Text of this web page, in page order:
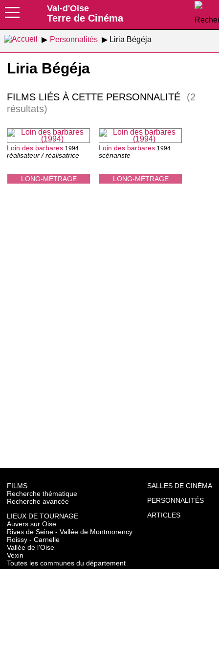
Val-d'Oise
Terre de Cinéma
Personnalités Liria Bégéja
Liria Bégéja
FILMS LIÉS À CETTE PERSONNALITÉ
(2
résultats)
LONG-MÉTRAGE
Loin des barbares 1994
réalisateur / réalisatrice
LONG-MÉTRAGE
Loin des barbares 1994
scénariste
FILMS
Recherche thématique
Recherche avancée
LIEUX DE TOURNAGE
Auvers sur Oise
Rives de Seine - Vallée de Montmorency
Roissy - Carnelle
Vallée de l'Oise
Vexin
Toutes les communes du département
SALLES DE CINÉMA
PERSONNALITÉS
ARTICLES